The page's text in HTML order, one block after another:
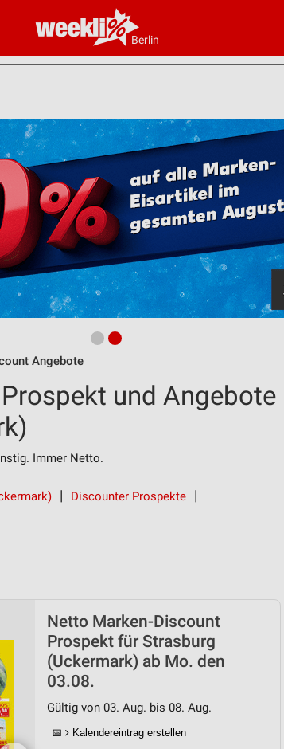
Berlin
Angebote
und Angebote
Immer Netto.
Discounter Prospekte
Netto Marken-Discount
Prospekt für Strasburg
(Uckermark) ab Mo. den
03.08.
Gültig von 03. Aug. bis 08. Aug.
📅 Kalendereintrag erstellen